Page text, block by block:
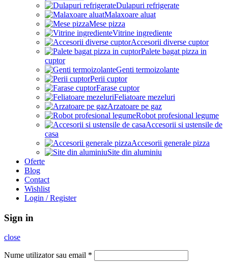
Dulapuri refrigerate
Malaxoare aluat
Mese pizza
Vitrine ingrediente
Accesorii diverse cuptor
Palete bagat pizza in
cuptor
Genti termoizolante
Perii cuptor
Farase cuptor
Feliatoare mezeluri
Arzatoare pe gaz
Robot profesional legume
Accesorii si ustensile de
casa
Accesorii generale pizza
Site din aluminiu
Oferte
Blog
Contact
Wishlist
Login / Register
Sign in
close
Nume utilizator sau email *